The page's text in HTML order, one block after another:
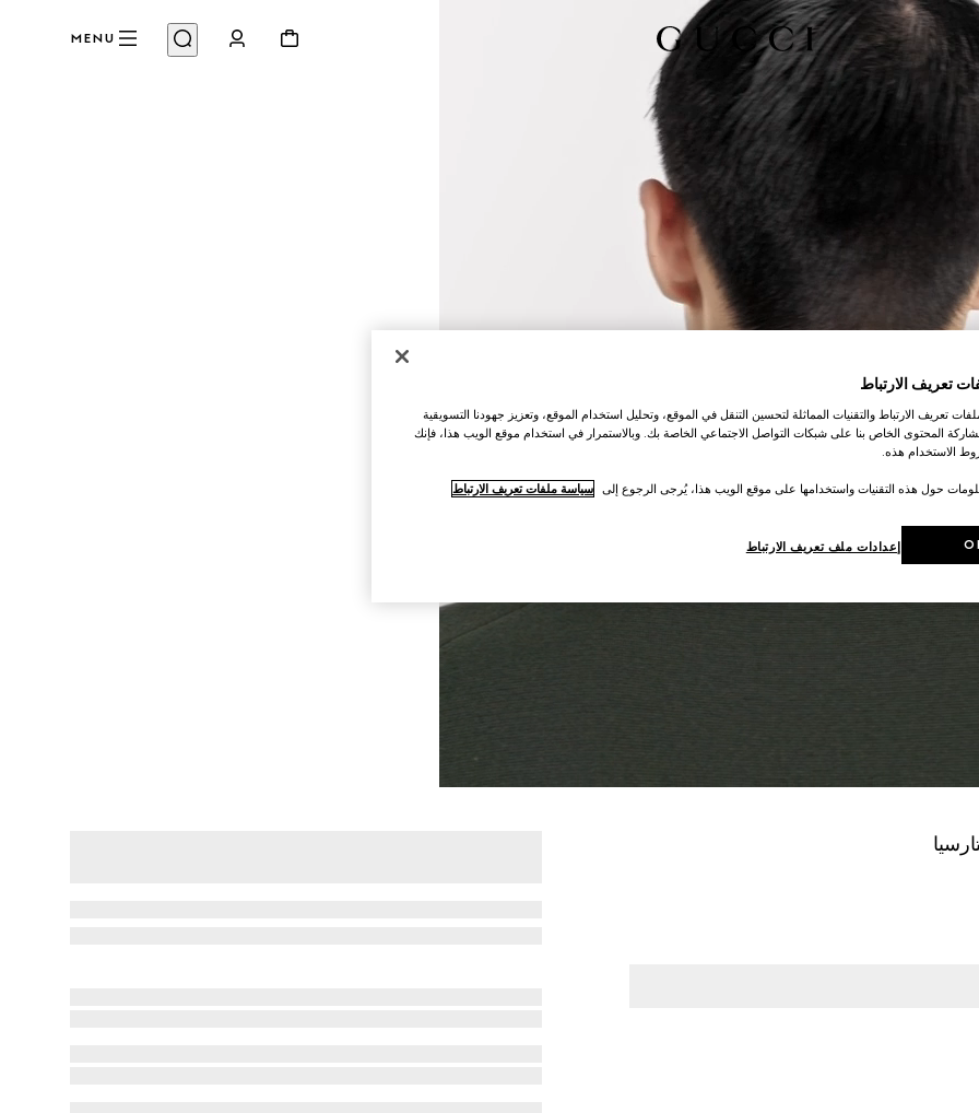
MENU
تعريف الارتباط
تعريف الارتباط والتقنيات المماثلة لتحسين التنقل في الموقع، وتحليل استخدام الموقع، وتعزيز جهودنا التسويقية
المحتوى الخاص بنا على شبكات التواصل الاجتماعي الخاصة بك. وبالاستمرار في استخدام موقع الويب هذا، فإنك
الاستخدام هذه.
حول هذه التقنيات واستخدامها على موقع الويب هذا، يُرجى الرجوع إلى سياسة ملفات تعريف الارتباط
إعدادات ملف تعريف الارتباط